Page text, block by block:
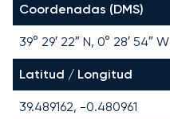
Coordenadas (DMS)
39° 29′ 22″ N, 0° 28′ 54″ W
Latitud / Longitud
39.489162, -0.480961